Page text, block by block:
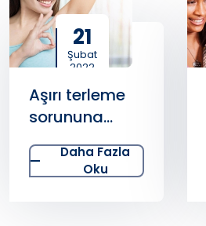
21
Şubat
2022
Aşırı terleme
sorununa
koltuk altı
botoksu
tedavisi
Daha Fazla
Oku